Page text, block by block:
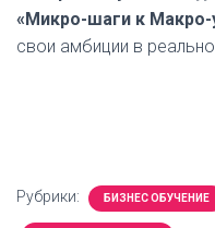
«Микро-шаги к Макро-
свои амбиции в
Рубрики: БИЗНЕС ОБУЧЕНИЕ